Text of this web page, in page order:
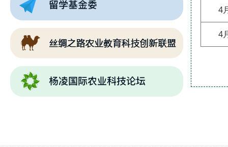
4
4